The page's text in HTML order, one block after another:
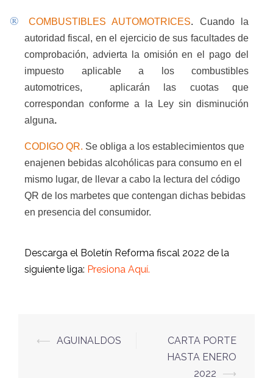
® COMBUSTIBLES AUTOMOTRICES. Cuando la
autoridad fiscal, en el ejercicio de sus facultades de
comprobación, advierta la omisión en el pago del
impuesto aplicable a los combustibles
automotrices,
aplicarán las cuotas que
correspondan conforme a la Ley sin disminución
alguna.
CODIGO QR. Se obliga a los establecimientos que
enajenen bebidas alcohólicas para consumo en el
mismo lugar, de llevar a cabo la lectura del código
QR de los marbetes que contengan dichas bebidas
en presencia del consumidor.
Descarga el Boletín Reforma fiscal 2022 de la
siguiente liga: Presiona Aquí.
⟵ AGUINALDOS
CARTA PORTE
HASTA ENERO
2022
⟶